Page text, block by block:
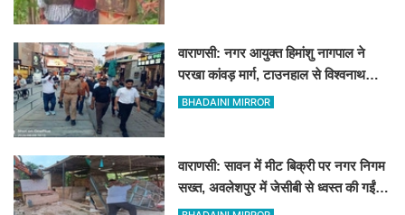
वाराणसी: नगर आयुक्त हिमांशु नागपाल ने
परखा कांवड़ मार्ग, टाउनहाल से विश्वनाथ
मंदिर तक किया पैदल और गोल्फ कार्ट से
BHADAINI MIRROR
वाराणसी: सावन में मीट बिक्री पर नगर निगम
सख्त, अवलेशपुर में जेसीबी से ध्वस्त की गईं
12 दुकानें